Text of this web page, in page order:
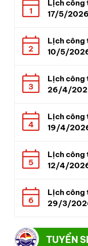
1
Lịch
17/5/2026
2
Lịch
10/5/
3
Lịch
26/4/
4
Lịch
19/4/
5
Lịch
12/4/
6
Lịch
29/3/
TUYỂN